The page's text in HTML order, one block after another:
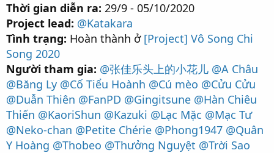
Thời gian diễn ra: 29/9 - 05/10/2020
Project lead: @Katakara
Tình trạng: Hoàn thành ở [Project] Vô Song Chi
Song 2020
Người tham gia: @张佳乐头上的小花儿 @A Châu
@Băng Ly @Cố Tiểu Hoành @Cú mèo @Cửu Cửu
@Duẫn Thiên @FanPD @Gingitsune @Hàn Chiêu
Thiến @KaoriShun @Kazuki @Lạc Mặc @Mạc Tư
@Neko-chan @Petite Chérie @Phong1947 @Quân
Y Hoàng @Thobeo @Thưởng Nguyệt @Trời Sao